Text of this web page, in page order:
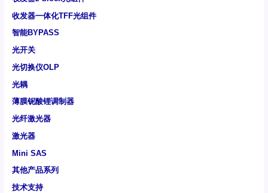
收发器一体化TFF光组件
智能BYPASS
光开关
光切换仪OLP
光耦
薄膜铌酸锂调制器
光纤激光器
激光器
Mini SAS
其他产品系列
技术支持